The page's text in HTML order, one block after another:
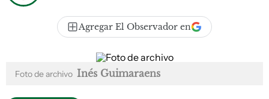
Agregar El Observador en
Foto de archivo Inés Guimaraens